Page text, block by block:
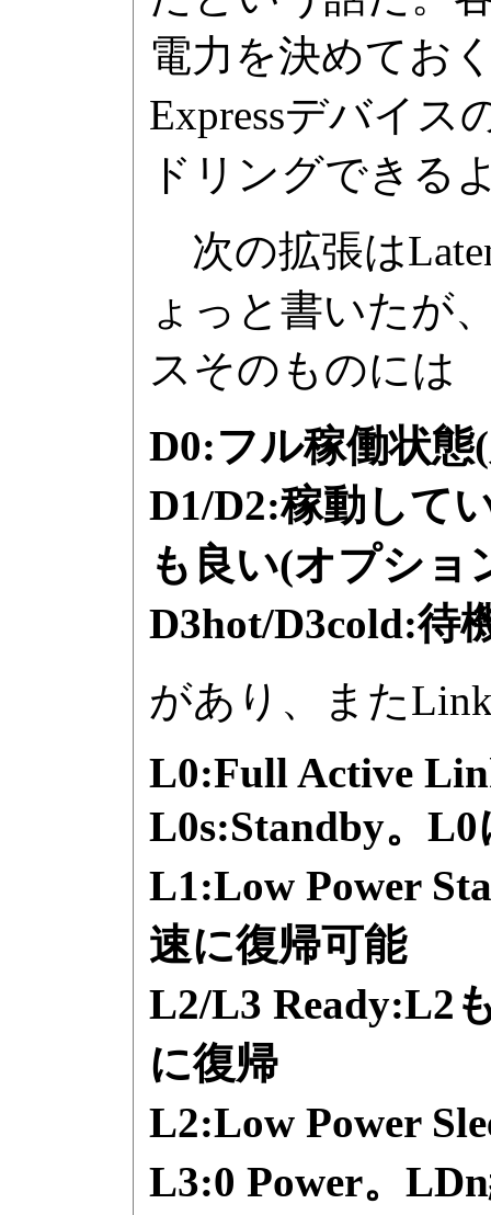
電力を決めてお
Expressデバイス
ドリングできる
次の拡張は
ょっと書いたが
スそのものには
D0:フル稼働状態
D1/D2:稼動して
も良い(オプショ
D3hot/D3cold:待
があり、また
L0:Full Active
L0s:Standby。
L1:Low Power
速に復帰可能
L2/L3 Ready:L2
に復帰
L2:Low Power
L3:0 Power。